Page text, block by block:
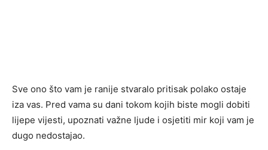
Sve ono što vam je ranije stvaralo pritisak polako ostaje
iza vas. Pred vama su dani tokom kojih biste mogli dobiti
lijepe vijesti, upoznati važne ljude i osjetiti mir koji vam je
dugo nedostajao.